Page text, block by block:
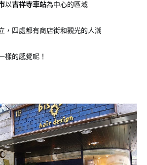
以吉祥寺車站為中心的區域
，四處都有商店街和觀光的人潮
樣的感覺呢！